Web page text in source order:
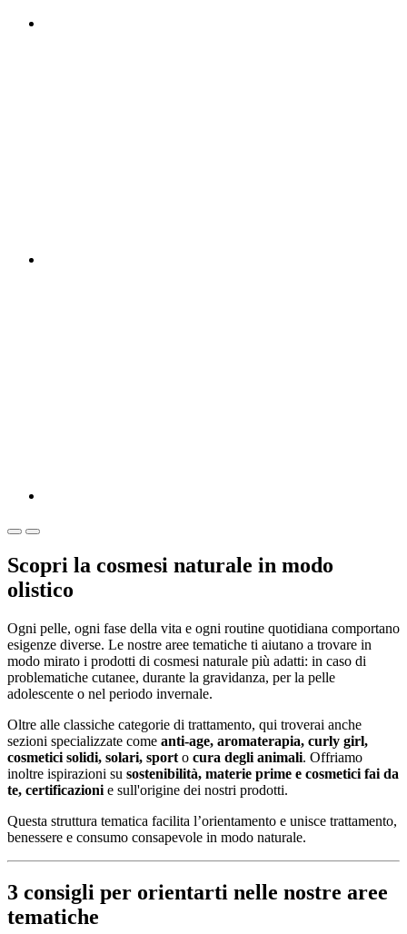
Scopri la cosmesi naturale in modo
olistico
Ogni pelle, ogni fase della vita e ogni routine quotidiana comportano
esigenze diverse. Le nostre aree tematiche ti aiutano a trovare in
modo mirato i prodotti di cosmesi naturale più adatti: in caso di
problematiche cutanee, durante la gravidanza, per la pelle
adolescente o nel periodo invernale.
Oltre alle classiche categorie di trattamento, qui troverai anche
sezioni specializzate come anti-age, aromaterapia, curly girl,
cosmetici solidi, solari, sport o cura degli animali. Offriamo
inoltre ispirazioni su sostenibilità, materie prime e cosmetici fai da
te, certificazioni e sull'origine dei nostri prodotti.
Questa struttura tematica facilita l’orientamento e unisce trattamento,
benessere e consumo consapevole in modo naturale.
3 consigli per orientarti nelle nostre aree
tematiche